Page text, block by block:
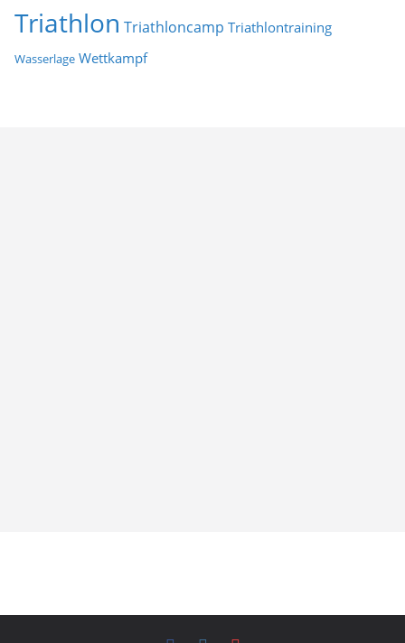
Triathlon Triathloncamp Triathlontraining
Wasserlage Wettkampf